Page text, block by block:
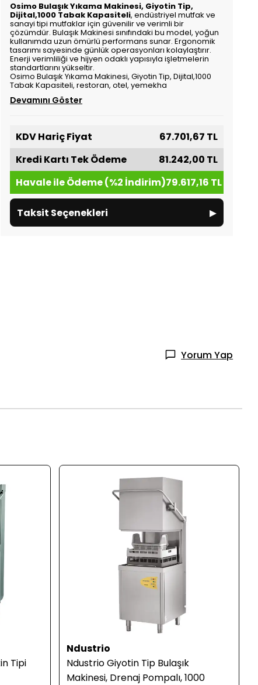
Osimo Bulaşık Yıkama Makinesi, Giyotin Tip,
Dijital,1000 Tabak Kapasiteli, endüstriyel mutfak ve
sanayi tipi mutfaklar için güvenilir ve verimli bir
çözümdür. Bulaşık Makinesi sınıfındaki bu model, yoğun
kullanımda uzun ömürlü performans sunar. Ergonomik
tasarımı sayesinde günlük operasyonları kolaylaştırır.
Enerji verimliliği ve hijyen odaklı yapısıyla işletmelerin
standartlarını yükseltir.
Osimo Bulaşık Yıkama Makinesi, Giyotin Tip, Dijital,1000
Tabak Kapasiteli, restoran, otel, yemekha
Devamını Göster
KDV Hariç Fiyat
67.701,67 TL
Kredi Kartı Tek Ödeme
81.242,00 TL
Havale ile Ödeme (%2 İndirim)79.617,16 TL
Taksit Seçenekleri ▸
Yorum Yap
Tipi
Ndustrio
Ndustrio Giyotin Tip Bulaşık
Makinesi, Drenaj Pompalı, 1000